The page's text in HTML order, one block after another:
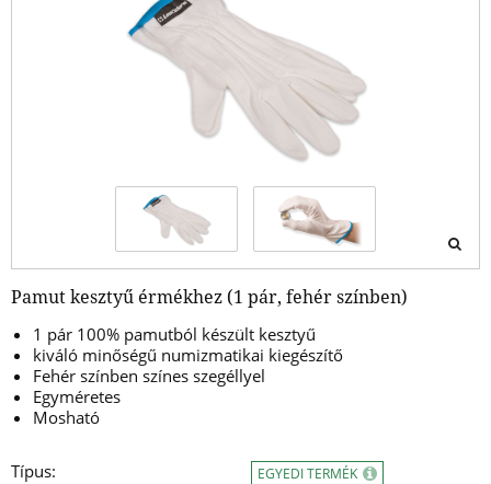
Pamut kesztyű érmékhez (1 pár, fehér színben)
1 pár 100% pamutból készült kesztyű
kiváló minőségű numizmatikai kiegészítő
Fehér színben színes szegéllyel
Egyméretes
Mosható
Típus:
EGYEDI TERMÉK